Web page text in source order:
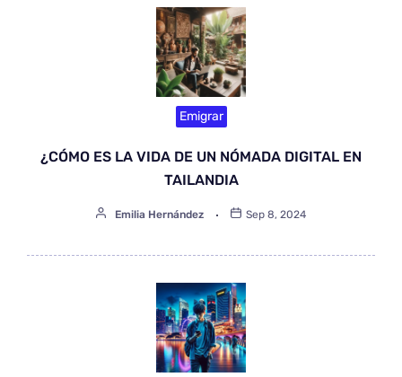
Emigrar
¿CÓMO ES LA VIDA DE UN NÓMADA DIGITAL EN
TAILANDIA
Emilia Hernández Sep 8, 2024